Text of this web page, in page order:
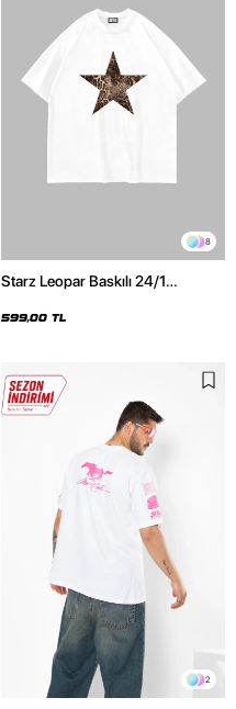
8
Starz Leopar Baskılı 24/1
599,00 TL
2